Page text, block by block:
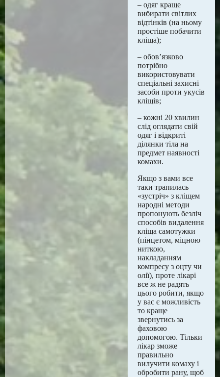
– одяг краще
вибирати світлих
відтінків (на ньому
простіше побачити
кліща);
– обов’язково
потрібно
використовувати
спеціальні захисні
засоби проти укусів
кліщів;
– кожні 20 хвилин
слід оглядати свій
одяг і відкриті
ділянки тіла на
предмет наявності
комахи.
Якщо з вами все
таки трапилась
«зустріч» з кліщем
народні методи
пропонують безліч
способів видалення
кліща самотужки
(пінцетом, міцною
ниткою,
накладанням
компресу з оцту чи
олії), проте лікарі
все ж не радять
цього робити, якщо
у вас є можливість
то краще
звернутись за
фаховою
допомогою. Тільки
лікар зможе
правильно
вилучити комаху і
обробити рану, щоб